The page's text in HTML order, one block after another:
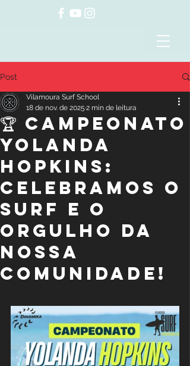
Post
🏆 CAMPEONATO
YOLANDA
HOPKINS:
Celebramos o
Surf e o
Orgulho da
Nossa
Comunidade!
Vilamoura Surf School
18 de nov. de 2025 2 min de leitura